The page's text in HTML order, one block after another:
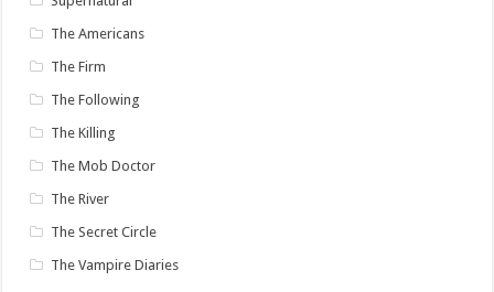
The Americans
The Firm
The Following
The Killing
The Mob Doctor
The River
The Secret Circle
The Vampire Diaries